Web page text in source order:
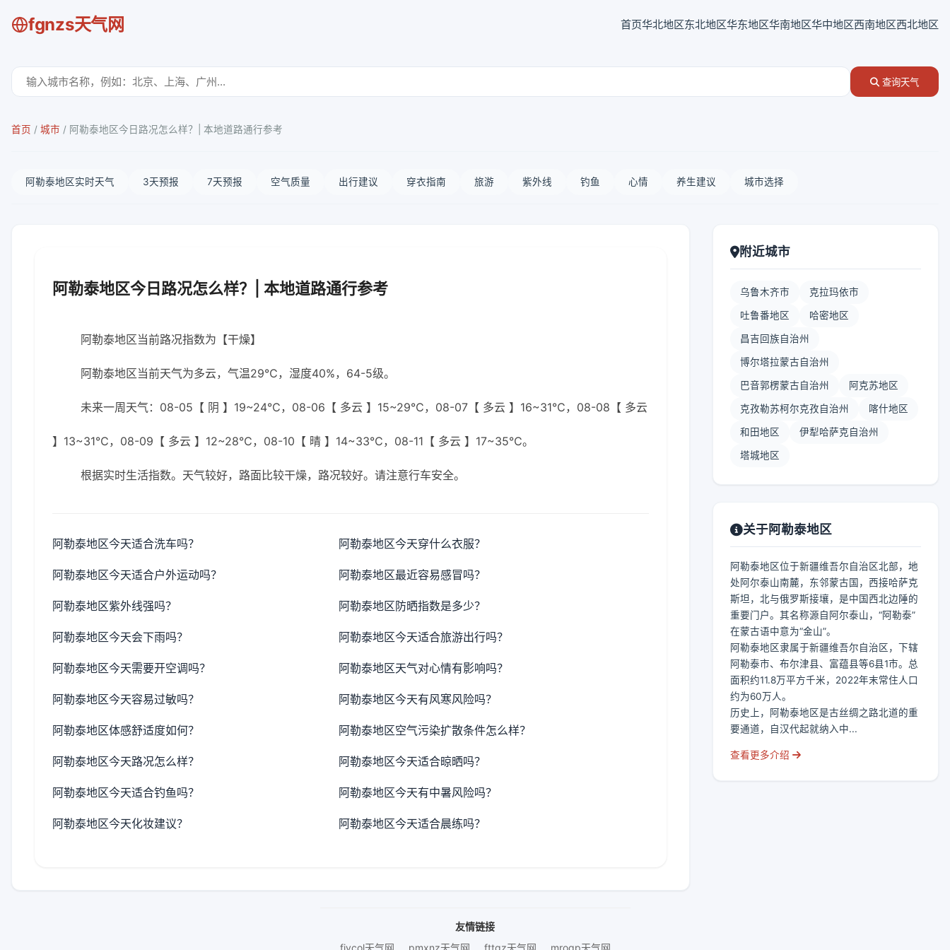
fgnzs天气网 首页华北地区东北地区华东地区华南地区华中地区西南地区西北地区
查询天气
首页 / 城市 / 阿勒泰地区今日路况怎么样？| 本地道路通行参考
阿勒泰地区实时天气 3天预报 7天预报 空气质量 出行建议 穿衣指南 旅游 紫外线 钓鱼 心情 养生建议 城市选择
阿勒泰地区今日路况怎么样？| 本地道路通行参考
阿勒泰地区当前路况指数为【干燥】
阿勒泰地区当前天气为多云，气温29℃，湿度40%，64-5级。
未来一周天气：08-05【 阴 】19~24℃，08-06【 多云 】15~29℃，08-07【 多云 】16~31℃，08-08【 多云
】13~31℃，08-09【 多云 】12~28℃，08-10【 晴 】14~33℃，08-11【 多云 】17~35℃。
根据实时生活指数。天气较好，路面比较干燥，路况较好。请注意行车安全。
阿勒泰地区今天适合洗车吗？ 阿勒泰地区今天穿什么衣服？
阿勒泰地区今天适合户外运动吗？ 阿勒泰地区最近容易感冒吗？
阿勒泰地区紫外线强吗？ 阿勒泰地区防晒指数是多少？
阿勒泰地区今天会下雨吗？ 阿勒泰地区今天适合旅游出行吗？
阿勒泰地区今天需要开空调吗？ 阿勒泰地区天气对心情有影响吗？
阿勒泰地区今天容易过敏吗？ 阿勒泰地区今天有风寒风险吗？
阿勒泰地区体感舒适度如何？ 阿勒泰地区空气污染扩散条件怎么样？
阿勒泰地区今天路况怎么样？ 阿勒泰地区今天适合晾晒吗？
阿勒泰地区今天适合钓鱼吗？ 阿勒泰地区今天有中暑风险吗？
阿勒泰地区今天化妆建议？ 阿勒泰地区今天适合晨练吗？
附近城市
乌鲁木齐市 克拉玛依市
吐鲁番地区 哈密地区
昌吉回族自治州
博尔塔拉蒙古自治州
巴音郭楞蒙古自治州 阿克苏地区
克孜勒苏柯尔克孜自治州 喀什地区
和田地区 伊犁哈萨克自治州
塔城地区
关于阿勒泰地区
阿勒泰地区位于新疆维吾尔自治区北部，地
处阿尔泰山南麓，东邻蒙古国，西接哈萨克
斯坦，北与俄罗斯接壤，是中国西北边陲的
重要门户。其名称源自阿尔泰山，“阿勒泰”
在蒙古语中意为“金山”。
阿勒泰地区隶属于新疆维吾尔自治区，下辖
阿勒泰市、布尔津县、富蕴县等6县1市。总
面积约11.8万平方千米，2022年末常住人口
约为60万人。
历史上，阿勒泰地区是古丝绸之路北道的重
要通道，自汉代起就纳入中...
查看更多介绍
友情链接
fiycol天气网
pmxnz天气网 fttgz天气网 mroqp天气网